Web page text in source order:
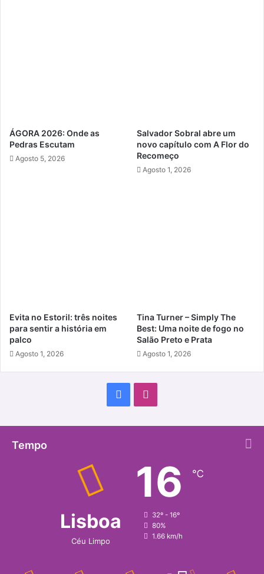
ÁGORA 2026: Onde as
Pedras Escutam
Agosto 5, 2026
Salvador Sobral abre um
novo capítulo com A Flor do
Recomeço
Agosto 1, 2026
Evita no Estoril: três noites
para sentir a história em
palco
Agosto 1, 2026
Tina Turner – Simply The
Best: Uma noite de fogo no
Salão Preto e Prata
Agosto 1, 2026
Facebook
Tempo
Lisboa
Céu Limpo
16 ℃
32º - 16º
80%
1.66 km/h